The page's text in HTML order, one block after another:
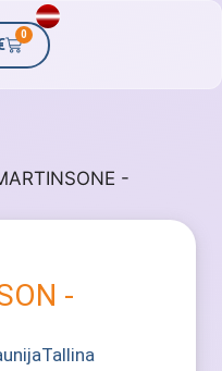
0
-
-
Tallina